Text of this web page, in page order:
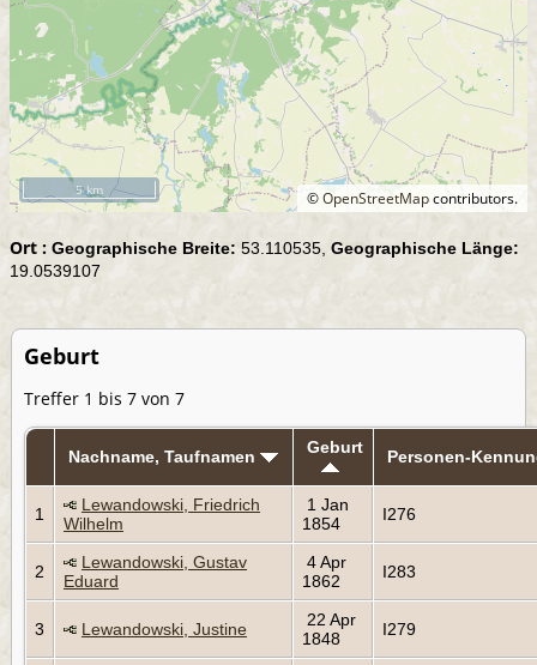
©OpenStreetMapcontributors.
5 km
Ort : Geographische Breite: 53.110535, Geographische Länge:
19.0539107
Geburt
Treffer 1 bis 7 von 7
Nachname, Taufnamen Geburt Personen-
1
Lewandowski, Friedrich
Wilhelm
1 Jan
1854
I276
2
Lewandowski, Gustav
Eduard
4 Apr
1862
I283
3 Lewandowski, Justine
22 Apr
1848
I279